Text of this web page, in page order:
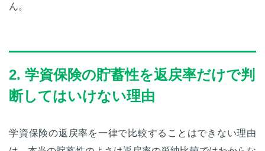
ん。
2. 学資保険の貯蓄性を返戻率だけで判
断してはいけない理由
学資保険の返戻率を一律で比較することはできない理由